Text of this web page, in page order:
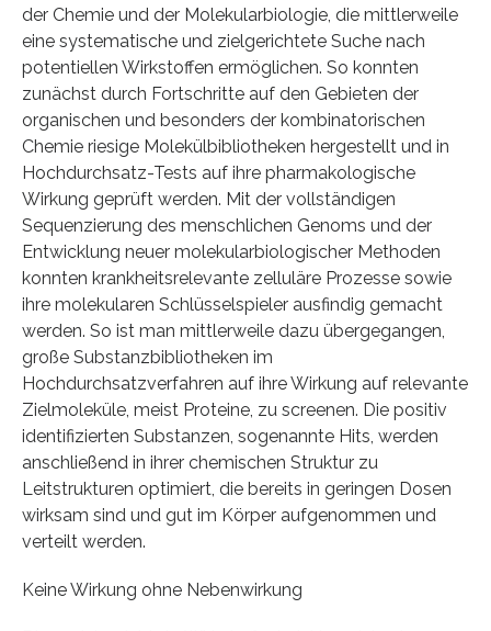
der Chemie und der Molekularbiologie, die mittlerweile
eine systematische und zielgerichtete Suche nach
potentiellen Wirkstoffen ermöglichen. So konnten
zunächst durch Fortschritte auf den Gebieten der
organischen und besonders der kombinatorischen
Chemie riesige Molekülbibliotheken hergestellt und in
Hochdurchsatz-Tests auf ihre pharmakologische
Wirkung geprüft werden. Mit der vollständigen
Sequenzierung des menschlichen Genoms und der
Entwicklung neuer molekularbiologischer Methoden
konnten krankheitsrelevante zelluläre Prozesse sowie
ihre molekularen Schlüsselspieler ausfindig gemacht
werden. So ist man mittlerweile dazu übergegangen,
große Substanzbibliotheken im
Hochdurchsatzverfahren auf ihre Wirkung auf relevante
Zielmoleküle, meist Proteine, zu screenen. Die positiv
identifizierten Substanzen, sogenannte Hits, werden
anschließend in ihrer chemischen Struktur zu
Leitstrukturen optimiert, die bereits in geringen Dosen
wirksam sind und gut im Körper aufgenommen und
verteilt werden.
Keine Wirkung ohne Nebenwirkung